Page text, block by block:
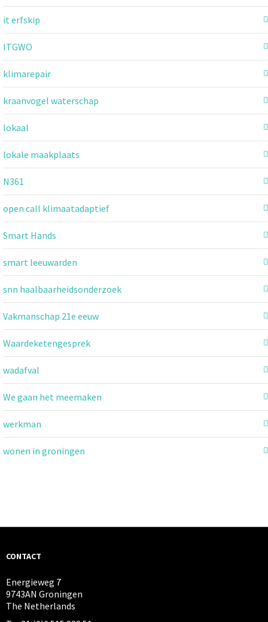
it erfskip
ITGWO
klimarepair
kraanvogel waterschap
lokaal
lokale maakplaats
N361
open call klimaatadaptief
Smart Hands
smart leeuwarden
snn haalbaarheidsonderzoek
Vakmanschap 21e eeuw
Waardeketengesprek
wadafval
We gaan het meemaken
werkman
wonen in groningen
CONTACT
Energieweg 7
9743AN Groningen
The Netherlands